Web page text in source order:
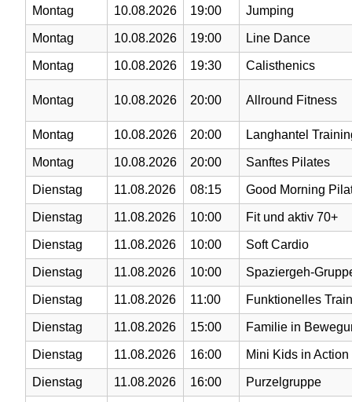
Montag 10.08.2026 19:00 Jumping
Montag 10.08.2026 19:00 Line Dance
Montag 10.08.2026 19:30 Calisthenics
Montag 10.08.2026 20:00 Allround Fitness
Montag 10.08.2026 20:00 Langhantel
Montag 10.08.2026 20:00 Sanftes Pilates
Dienstag 11.08.2026 08:15 Good Morning
Dienstag 11.08.2026 10:00 Fit und aktiv 70+
Dienstag 11.08.2026 10:00 Soft Cardio
Dienstag 11.08.2026 10:00 Spaziergeh-
Dienstag 11.08.2026 11:00 Funktionelles
Dienstag 11.08.2026 15:00 Familie in
Dienstag 11.08.2026 16:00 Mini Kids in Action
Dienstag 11.08.2026 16:00 Purzelgruppe